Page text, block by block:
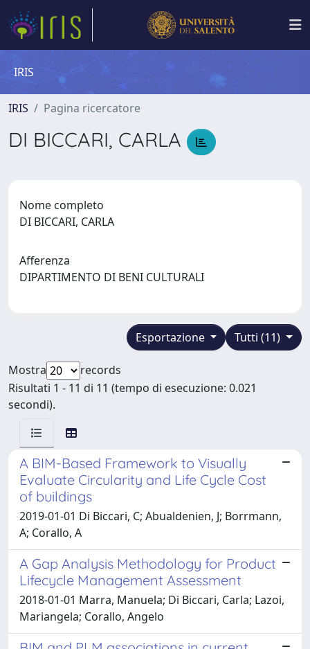
IRIS
IRIS Pagina ricercatore
DI BICCARI, CARLA
Nome completo
DI BICCARI, CARLA
Afferenza
DIPARTIMENTO DI BENI CULTURALI
Tutti (11)
Esportazione
Mostra
records
Risultati 1 - 11 di 11 (tempo di esecuzione: 0.021
secondi).
A BIM-Based Framework to Visually
Evaluate Circularity and Life Cycle Cost
of buildings
2019-01-01 Di Biccari, C; Abualdenien, J; Borrmann,
A; Corallo, A
A Gap Analysis Methodology for Product
Lifecycle Management Assessment
2018-01-01 Marra, Manuela; Di Biccari, Carla; Lazoi,
Mariangela; Corallo, Angelo